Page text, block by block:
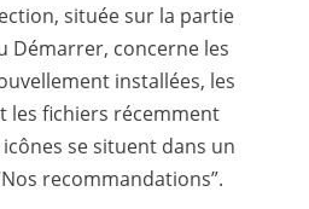
située sur la partie
Démarrer, concerne les
installées, les
les fichiers récemment
se situent dans un
recommandations”.